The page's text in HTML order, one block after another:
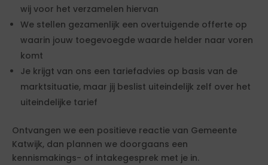
wij voor het verzamelen hiervan
We stellen gezamenlijk een overtuigende offerte op
waarin jouw toegevoegde waarde helder naar voren
komt
Je krijgt van ons een tariefadvies op basis van de
marktsituatie, maar jij beslist uiteindelijk zelf over het
uiteindelijke tarief
Ontvangen we een positieve reactie van Gemeente
Katwijk, dan plannen we doorgaans een
kennismakings- of intakegesprek met je in.